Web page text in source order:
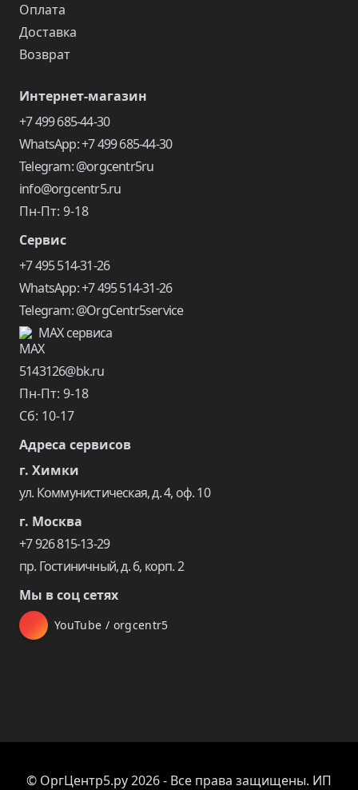
Оплата
Доставка
Возврат
Интернет-магазин
+7 499 685-44-30
WhatsApp: +7 499 685-44-30
Telegram: @orgcentr5ru
info@orgcentr5.ru
Пн-Пт: 9-18
Сервис
+7 495 514-31-26
WhatsApp: +7 495 514-31-26
Telegram: @OrgCentr5service
MAX сервиса
5143126@bk.ru
Пн-Пт: 9-18
Сб: 10-17
Адреса сервисов
г. Химки
ул. Коммунистическая, д. 4, оф. 10
г. Москва
+7 926 815-13-29
пр. Гостиничный, д. 6, корп. 2
Мы в соц сетях
YouTube / orgcentr5
© ОргЦентр5.ру 2026 - Все права защищены. ИП